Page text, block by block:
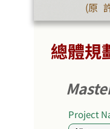
(原
總體規
Project